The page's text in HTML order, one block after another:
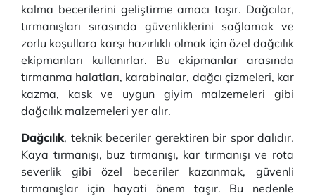
kalma becerilerini geliştirme amacı taşır. Dağcılar,
tırmanışları sırasında güvenliklerini sağlamak ve
zorlu koşullara karşı hazırlıklı olmak için özel dağcılık
ekipmanları kullanırlar. Bu ekipmanlar arasında
tırmanma halatları, karabinalar, dağcı çizmeleri, kar
kazma, kask ve uygun giyim malzemeleri gibi
dağcılık malzemeleri yer alır.
Dağcılık, teknik beceriler gerektiren bir spor dalıdır.
Kaya tırmanışı, buz tırmanışı, kar tırmanışı ve rota
severlik gibi özel beceriler kazanmak, güvenli
tırmanışlar için hayati önem taşır. Bu nedenle